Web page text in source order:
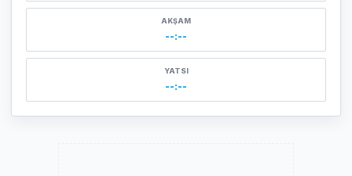
AKŞAM
--:--
YATSI
--:--